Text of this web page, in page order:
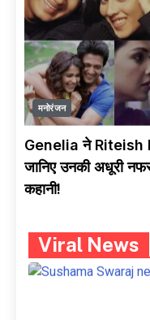
मनोरंजन
Genelia ने Riteish
जानिए उनकी अधूरी
कहानी!
Viral News